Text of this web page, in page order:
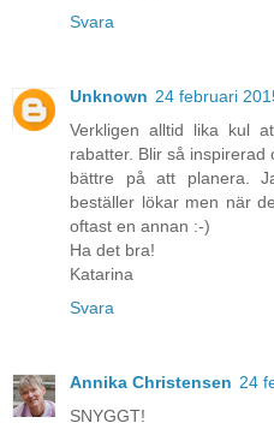
Svara
Unknown 24 februari
Verkligen alltid lika kul
rabatter. Blir så
bättre på att planera.
beställer lökar men när
oftast en annan :-)
Ha det bra!
Katarina
Svara
Annika Christensen 24
SNYGGT!